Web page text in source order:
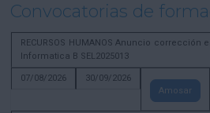
Convocatorias de
RECURSOS HUMANOS Anuncio
Informatica B SEL2025013
07/08/2026
30/09/2026
Amosar